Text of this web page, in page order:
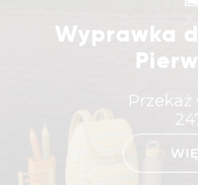
Wyprawka
Przekaż